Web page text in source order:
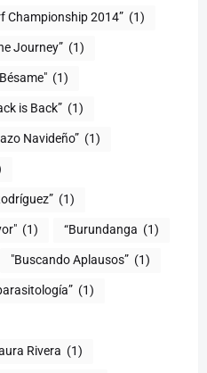
Championship 2014” (1)
Journey” (1)
(1)
is Back” (1)
Navideño” (1)
(1)
(1) “Burundanga (1)
"Buscando Aplausos” (1)
(1)
Rivera (1)